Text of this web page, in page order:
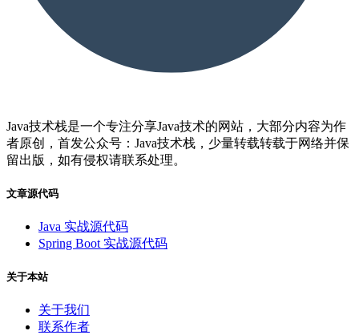
Java技术栈是一个专注分享Java技术的网站，大部分内容为作
者原创，首发公众号：Java技术栈，少量转载转载于网络并保
留出版，如有侵权请联系处理。
文章源代码
Java 实战源代码
Spring Boot 实战源代码
关于本站
关于我们
联系作者